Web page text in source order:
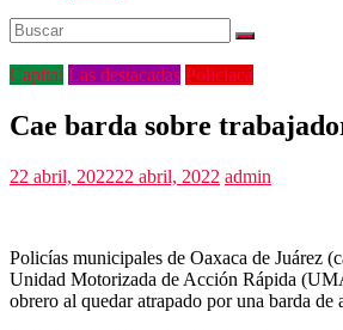
Capital Las destacadas Policiaca
Cae barda sobre
22 abril, 202222 abril, 2022 admin
Policías municipales de Oaxaca de Juárez
Unidad Motorizada de Acción Rápida
obrero al quedar atrapado por una barda de